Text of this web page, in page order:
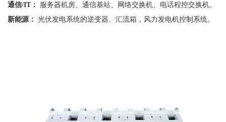
通信/IT：
服务器机房、通信基站、网络交换机、电话程控交换机。
新能源： 光伏发电系统的逆变器、汇流箱，风力发电机控制系统。